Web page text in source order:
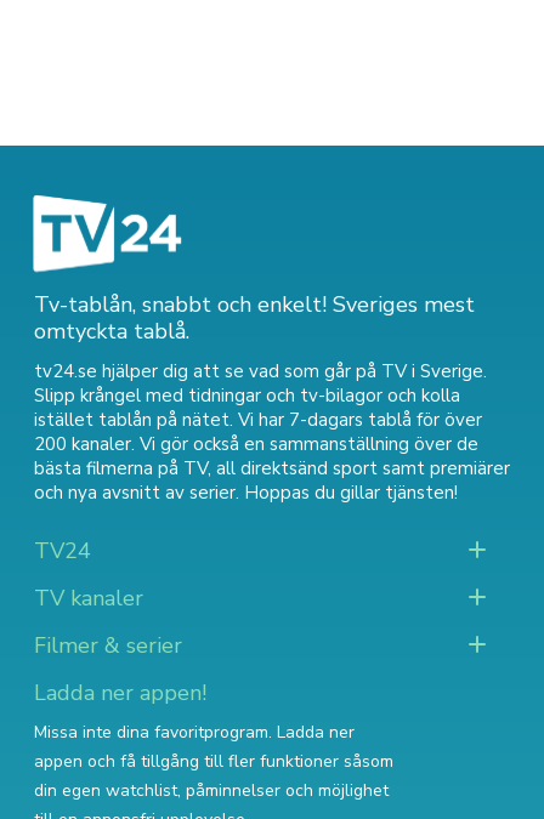
Tv-tablån, snabbt och enkelt! Sveriges mest
omtyckta tablå.
tv24.se hjälper dig att se vad som går på TV i Sverige.
Slipp krångel med tidningar och tv-bilagor och kolla
istället tablån på nätet. Vi har 7-dagars tablå för över
200 kanaler. Vi gör också en sammanställning över de
bästa filmerna på TV, all direktsänd sport samt premiärer
och nya avsnitt av serier. Hoppas du gillar tjänsten!
TV24
TV kanaler
Filmer & serier
Ladda ner appen!
Missa inte dina favoritprogram. Ladda ner
appen och få tillgång till fler funktioner såsom
din egen watchlist, påminnelser och möjlighet